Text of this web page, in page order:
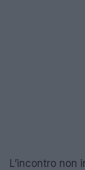
L’incontro non